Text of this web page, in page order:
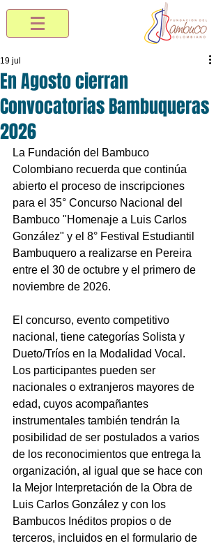
En Agosto cierran
Convocatorias Bambuqueras
2026
19 jul
La Fundación del Bambuco
Colombiano recuerda que continúa
abierto el proceso de inscripciones
para el 35° Concurso Nacional del
Bambuco "Homenaje a Luis Carlos
González" y el 8° Festival Estudiantil
Bambuquero a realizarse en Pereira
entre el 30 de octubre y el primero de
noviembre de 2026.
El concurso, evento competitivo
nacional, tiene categorías Solista y
Dueto/Tríos en la Modalidad Vocal.
Los participantes pueden ser
nacionales o extranjeros mayores de
edad, cuyos acompañantes
instrumentales también tendrán la
posibilidad de ser postulados a varios
de los reconocimientos que entrega la
organización, al igual que se hace con
la Mejor Interpretación de la Obra de
Luis Carlos González y con los
Bambucos Inéditos propios o de
terceros, incluidos en el formulario de